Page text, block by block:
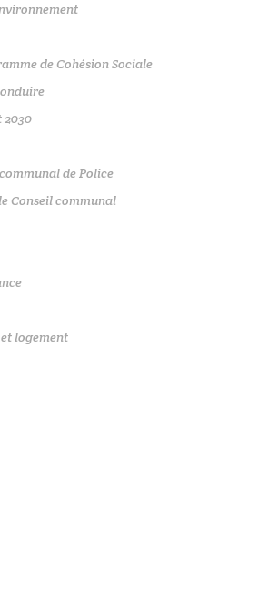
de Cohésion Sociale
2030
de Police
Conseil communal
logement